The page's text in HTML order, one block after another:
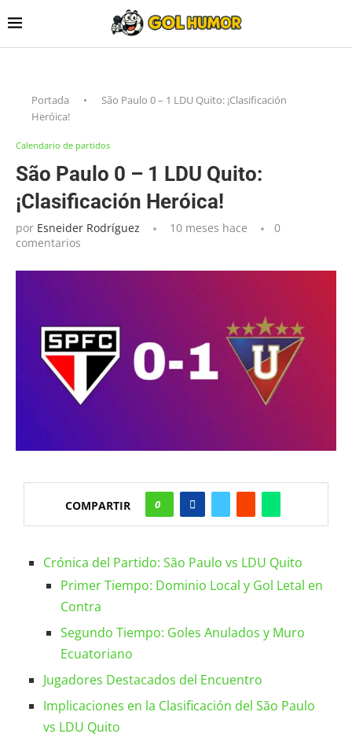
Portada •
São Paulo 0 – 1 LDU Quito: ¡Clasificación
Heróica!
Calendario de partidos
São Paulo 0 – 1 LDU Quito:
¡Clasificación Heróica!
por Esneider Rodríguez 10 meses hace
0
comentarios
COMPARTIR 0
Crónica del Partido: São Paulo vs LDU Quito
Primer Tiempo: Dominio Local y Gol Letal en
Contra
Segundo Tiempo: Goles Anulados y Muro
Ecuatoriano
Jugadores Destacados del Encuentro
Implicaciones en la Clasificación del São Paulo
vs LDU Quito